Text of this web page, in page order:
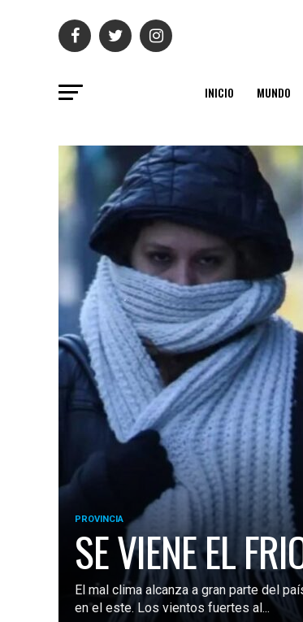
INICIO MUNDO
PROVINCIA
SE VIENE EL
El mal clima alcanza a gran parte del
en el este. Los vientos fuertes al...